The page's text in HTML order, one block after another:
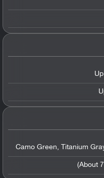
Camo Green, Titanium